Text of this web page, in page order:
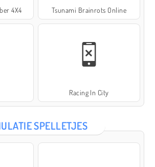
4X4 Tsunami Brainrots Online
Racing In City
SPELLETJES